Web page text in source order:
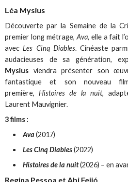
Léa Mysius
Découverte par la Semaine de la
premier long métrage, Ava, elle a fait
avecLes Cinq Diables. Cinéaste
audacieuses de sa génération,
Mysius viendra présenter son
fantastique et son nouveau
première,Histoires de la nuit,
Laurent Mauvignier.
3 films :
Ava (2017)
Les Cinq Diables(2022)
Histoires de la nuit(2026) – en
Regina Pessoa et Abi Feijó